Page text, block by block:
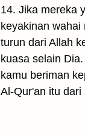
14. Jika mereka
keyakinan
turun dari Allah
kuasa selain
kamu beriman
Al-Qur'an itu dari